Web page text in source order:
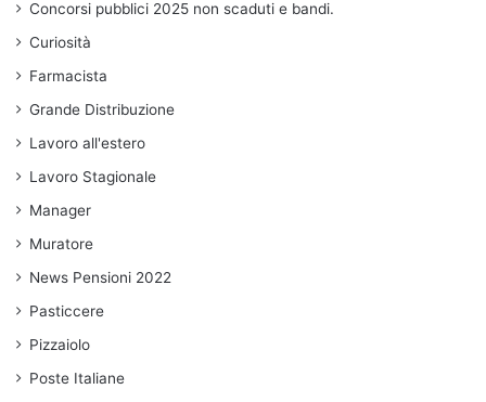
Concorsi pubblici 2025 non scaduti e bandi.
Curiosità
Farmacista
Grande Distribuzione
Lavoro all'estero
Lavoro Stagionale
Manager
Muratore
News Pensioni 2022
Pasticcere
Pizzaiolo
Poste Italiane